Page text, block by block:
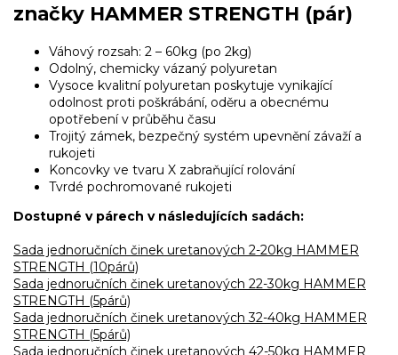
značky HAMMER STRENGTH (pár)
Váhový rozsah: 2 – 60kg (po 2kg)
Odolný, chemicky vázaný polyuretan
Vysoce kvalitní polyuretan poskytuje vynikající
odolnost proti poškrábání, oděru a obecnému
opotřebení v průběhu času
Trojitý zámek, bezpečný systém upevnění závaží a
rukojeti
Koncovky ve tvaru X zabraňující rolování
Tvrdé pochromované rukojeti
Dostupné v párech v následujících sadách:
Sada jednoručních činek uretanových 2-20kg HAMMER
STRENGTH (10párů)
Sada jednoručních činek uretanových 22-30kg HAMMER
STRENGTH (5párů)
Sada jednoručních činek uretanových 32-40kg HAMMER
STRENGTH (5párů)
Sada jednoručních činek uretanových 42-50kg HAMMER